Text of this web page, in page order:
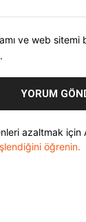
ve web sitemi
azaltmak için
öğrenin.